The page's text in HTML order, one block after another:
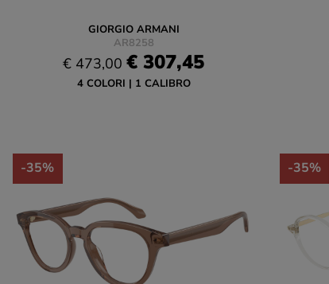
GIORGIO ARMANI
AR8258
€ 473,00 € 307,45
4 COLORI 1 CALIBRO
-35% -35%